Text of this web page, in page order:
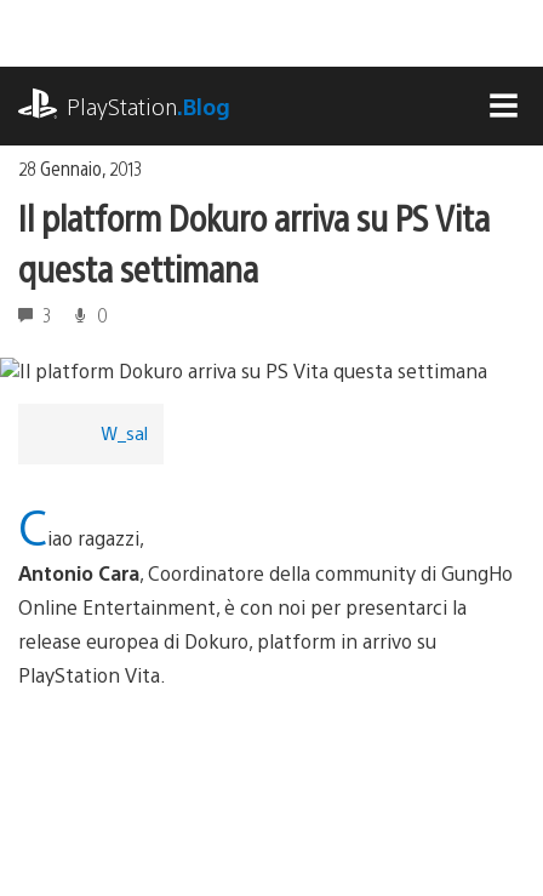
contenuto
PlayStation.Blog
28 Gennaio, 2013
Il platform Dokuro arriva su PS Vita
questa settimana
3 0
W_sal
Ciao ragazzi,
Antonio Cara, Coordinatore della community di GungHo
Online Entertainment, è con noi per presentarci la
release europea di Dokuro, platform in arrivo su
PlayStation Vita.